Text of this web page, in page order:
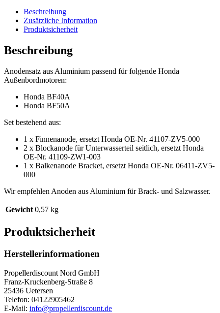
Honda
BF40A,
BF50A
quantity
Beschreibung
Zusätzliche Information
Produktsicherheit
Beschreibung
Anodensatz aus Aluminium passend für folgende Honda
Außenbordmotoren:
Honda BF40A
Honda BF50A
Set bestehend aus:
1 x Finnenanode, ersetzt Honda OE-Nr. 41107-ZV5-000
2 x Blockanode für Unterwasserteil seitlich, ersetzt Honda
OE-Nr. 41109-ZW1-003
1 x Balkenanode Bracket, ersetzt Honda OE-Nr. 06411-ZV5-
000
Wir empfehlen Anoden aus Aluminium für Brack- und Salzwasser.
Gewicht 0,57 kg
Produktsicherheit
Herstellerinformationen
Propellerdiscount Nord GmbH
Franz-Kruckenberg-Straße 8
25436 Uetersen
Telefon: 04122905462
E-Mail: info@propellerdiscount.de